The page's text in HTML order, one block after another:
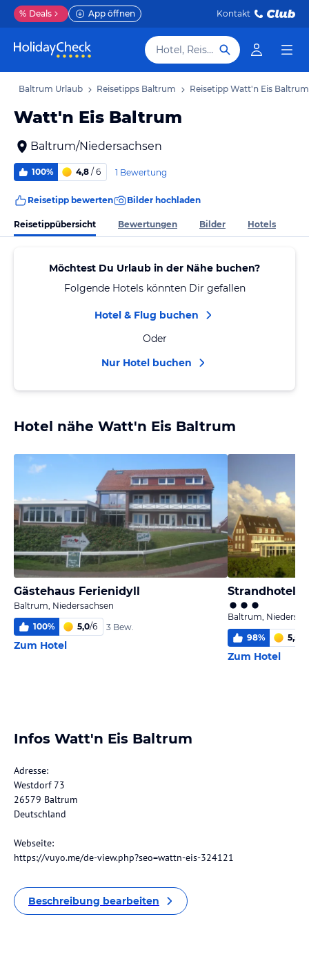
% Deals App öffnen Kontakt
Hotel, Reiseziel
Baltrum Urlaub Reisetipps Baltrum Reisetipp Watt'n Eis Baltrum
Watt'n Eis Baltrum
Baltrum/Niedersachsen
100% 4,8 / 6 1 Bewertung
Reisetipp bewerten Bilder hochladen
Reisetippübersicht Bewertungen Bilder Hotels
Möchtest Du Urlaub in der Nähe buchen?
Folgende Hotels könnten Dir gefallen
Hotel & Flug buchen
Oder
Nur Hotel buchen
Hotel nähe Watt'n Eis Baltrum
Gästehaus Ferienidyll
Baltrum, Niedersachsen
100% 5,0/6 3 Bew.
Zum Hotel
Strandhotel
Baltrum,
98% 5,5
Zum Hotel
Infos Watt'n Eis Baltrum
Adresse:
Westdorf 73
26579 Baltrum
Deutschland
Webseite:
https://vuyo.me/de-view.php?seo=wattn-eis-324121
Beschreibung bearbeiten